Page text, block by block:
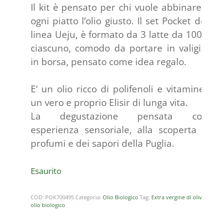
Il kit è pensato per chi vuole abbinare ad
ogni piatto l’olio giusto. Il set Pocket della
linea Ueju, è formato da 3 latte da 100 ml
ciascuno, comodo da portare in valigia o
in borsa, pensato come idea regalo.
E’ un olio ricco di polifenoli e vitamine E,
un vero e proprio Elisir di lunga vita.
La degustazione pensata come
esperienza sensoriale, alla scoperta dei
profumi e dei sapori della Puglia.
Esaurito
COD: POK700495 Categoria: Olio Biologico Tag: Extra vergine di oliva
olio biologico